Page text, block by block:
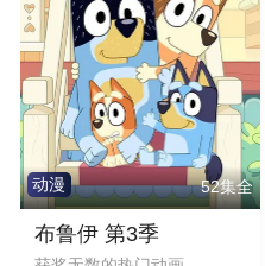
动漫 52集全
布鲁伊 第3季